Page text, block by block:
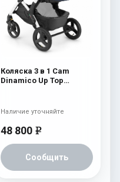
Коляска 3 в 1 Cam
Dinamico Up Top
48 800 e
Сообщить
Наличие уточняйте